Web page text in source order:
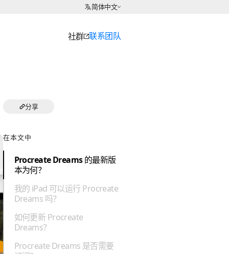
简体中文
选择语言
社群 联系团队
分享
在本文中
Procreate Dreams 的最新版
本为何？
我的 iPad 可以运行 Procreate
Dreams 吗？
如何更新 Procreate
Dreams？
Procreate Dreams 是否需要